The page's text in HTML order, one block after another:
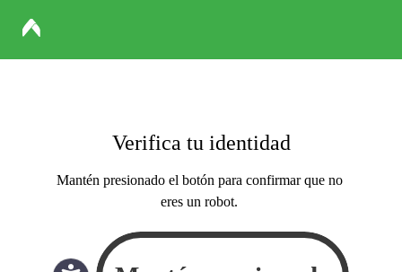
Verifica tu identidad
Mantén presionado el botón para confirmar que no
eres un robot.